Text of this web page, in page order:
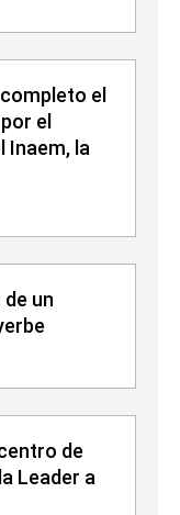
el
el
Inaem, la
un
de
Leader a